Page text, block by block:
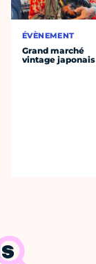
ÉVÈNEMENT
Grand marché
vintage japonais